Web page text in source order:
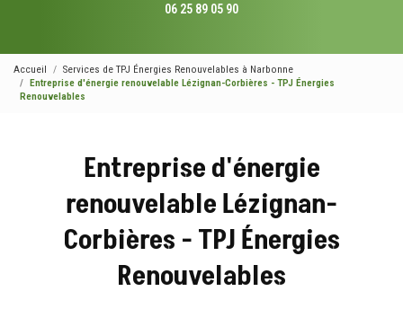
06 25 89 05 90
Accueil
Services de TPJ Énergies Renouvelables à Narbonne
Entreprise d'énergie renouvelable Lézignan-Corbières - TPJ Énergies
Renouvelables
Entreprise d'énergie
renouvelable Lézignan-
Corbières - TPJ Énergies
Renouvelables